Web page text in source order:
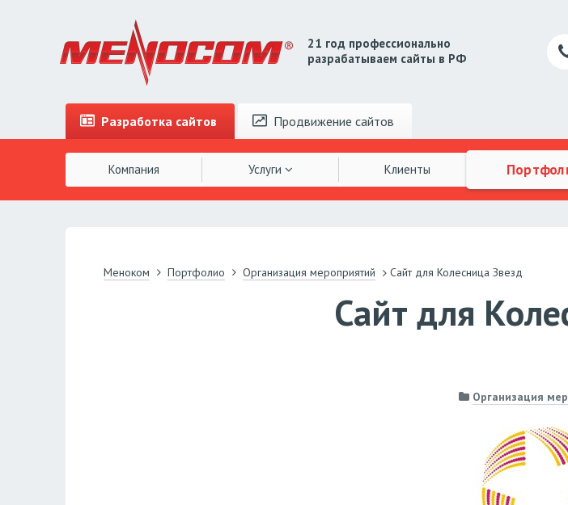
21 год профессионально
разрабатываем сайты в РФ
Разработка сайтов Продвижениесайтов
Компания Услуги Клиенты
Меноком Портфолио Организация мероприятий Сайт для Колесница Звезд
Сайт для
Организация